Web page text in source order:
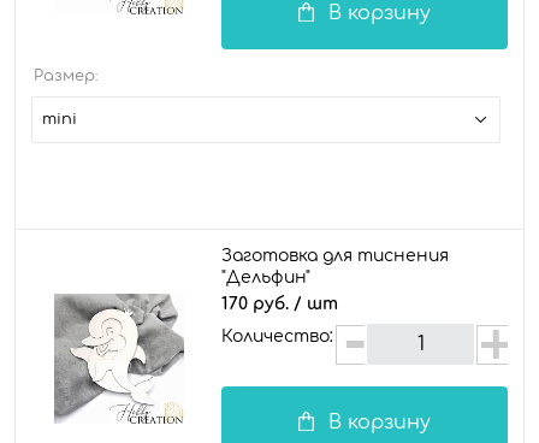
В корзину
Размер:
mini
Заготовка для тиснения
"Дельфин"
170 руб. / шт
Количество:
В корзину